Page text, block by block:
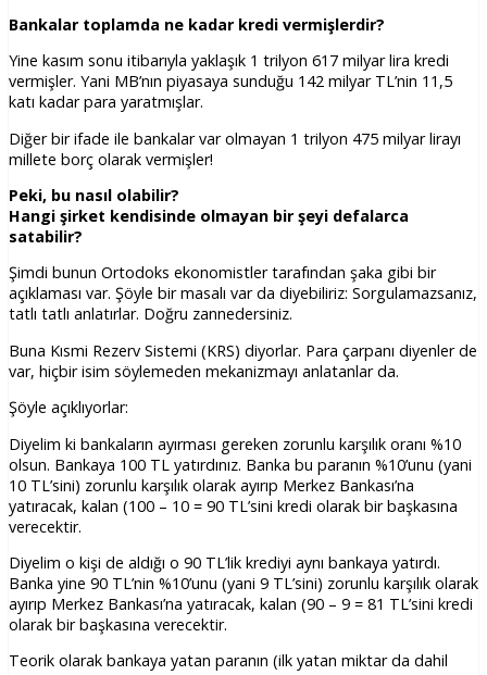
Bankalar toplamda ne kadar kredi vermişlerdir?
Yine kasım sonu itibarıyla yaklaşık 1 trilyon 617 milyar lira kredi
vermişler. Yani MB’nın piyasaya sunduğu 142 milyar TL’nin 11,5
katı kadar para yaratmışlar.
Diğer bir ifade ile bankalar var olmayan 1 trilyon 475 milyar lirayı
millete borç olarak vermişler!
Peki, bu nasıl olabilir?
Hangi şirket kendisinde olmayan bir şeyi defalarca
satabilir?
Şimdi bunun Ortodoks ekonomistler tarafından şaka gibi bir
açıklaması var. Şöyle bir masalı var da diyebiliriz: Sorgulamazsanız,
tatlı tatlı anlatırlar. Doğru zannedersiniz.
Buna Kısmi Rezerv Sistemi (KRS) diyorlar. Para çarpanı diyenler de
var, hiçbir isim söylemeden mekanizmayı anlatanlar da.
Şöyle açıklıyorlar:
Diyelim ki bankaların ayırması gereken zorunlu karşılık oranı %10
olsun. Bankaya 100 TL yatırdınız. Banka bu paranın %10’unu (yani
10 TL’sini) zorunlu karşılık olarak ayırıp Merkez Bankası’na
yatıracak, kalan (100 – 10 = 90 TL’sini kredi olarak bir başkasına
verecektir.
Diyelim o kişi de aldığı o 90 TL’lik krediyi aynı bankaya yatırdı.
Banka yine 90 TL’nin %10’unu (yani 9 TL’sini) zorunlu karşılık olarak
ayırıp Merkez Bankası’na yatıracak, kalan (90 – 9 = 81 TL’sini kredi
olarak bir başkasına verecektir.
Teorik olarak bankaya yatan paranın (ilk yatan miktar da dahil